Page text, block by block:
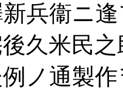
兵衞ニ
久米民
ノ通製